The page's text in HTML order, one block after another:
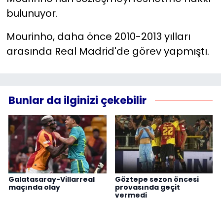
bulunuyor.
Mourinho, daha önce 2010-2013 yılları
arasında Real Madrid'de görev yapmıştı.
Bunlar da ilginizi çekebilir
Galatasaray-Villarreal
maçında olay
Göztepe sezon öncesi
provasında geçit
vermedi